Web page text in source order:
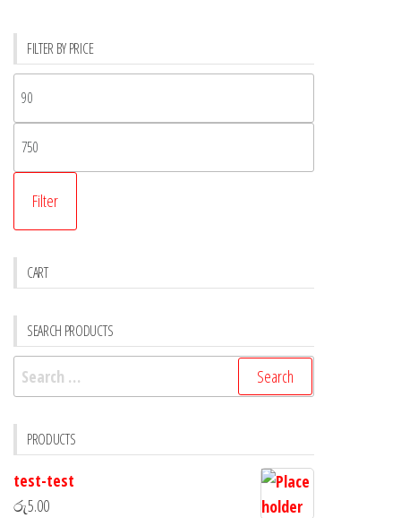
FILTER BY PRICE
Filter
CART
SEARCH PRODUCTS
PRODUCTS
test-test
රු5.00